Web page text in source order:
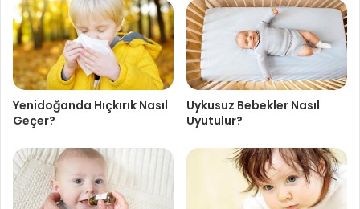
Yenidoğanda Hıçkırık Nasıl
Geçer?
Uykusuz Bebekler Nasıl
Uyutulur?